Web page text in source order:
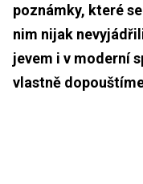
poznámky, které
nim nijak
jevem i v moderní
vlastně